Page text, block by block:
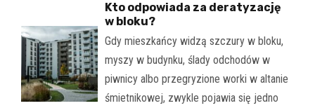
Kto odpowiada za deratyzację
w bloku?
Gdy mieszkańcy widzą szczury w bloku,
myszy w budynku, ślady odchodów w
piwnicy albo przegryzione worki w altanie
śmietnikowej, zwykle pojawia się jedno